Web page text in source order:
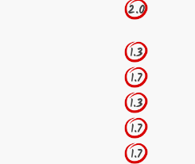
2.0
1.3
1.7
1.3
1.7
1.7